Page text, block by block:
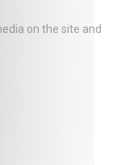
on the site and